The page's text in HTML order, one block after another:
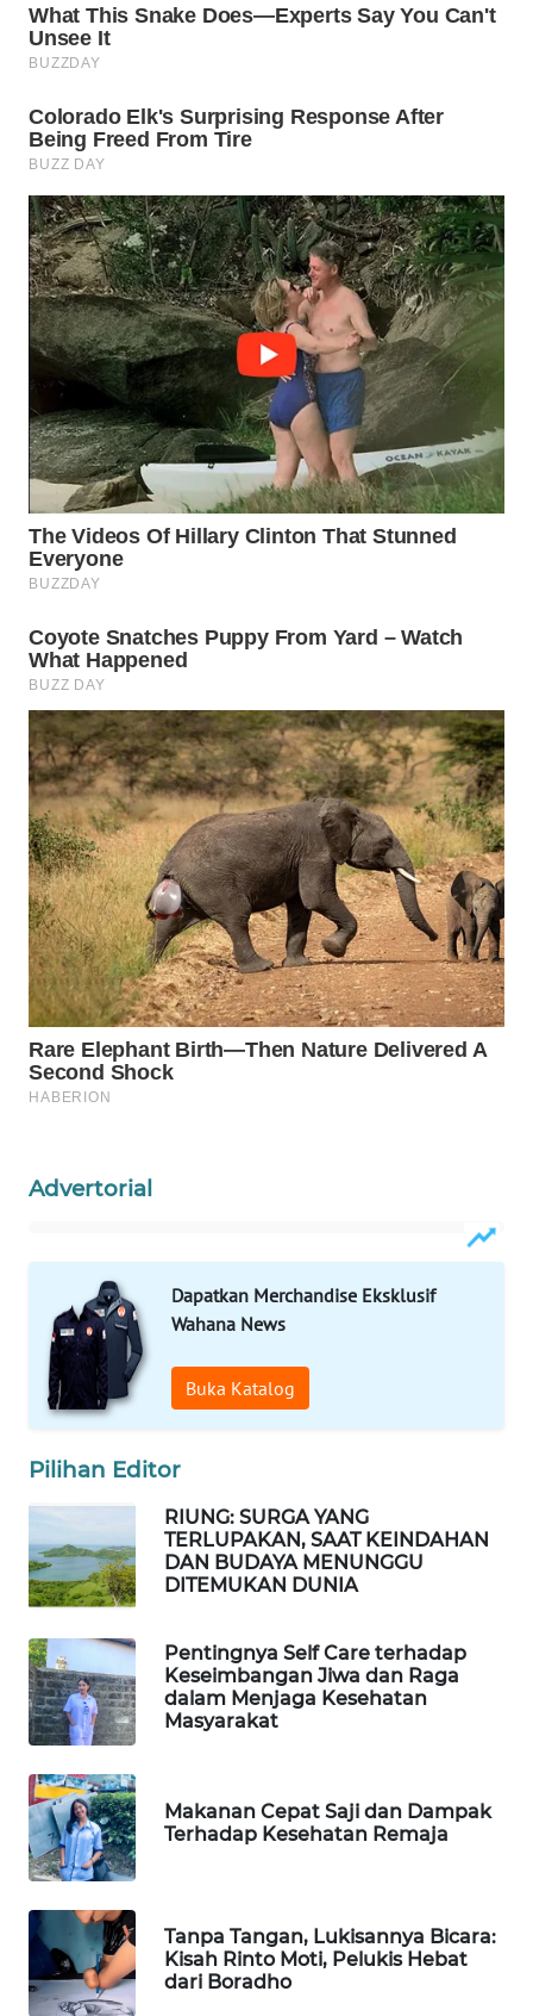
Advertorial
Dapatkan Merchandise Eksklusif
Wahana News
Buka Katalog
Pilihan Editor
RIUNG: SURGA YANG
TERLUPAKAN, SAAT KEINDAHAN
DAN BUDAYA MENUNGGU
DITEMUKAN DUNIA
Pentingnya Self Care terhadap
Keseimbangan Jiwa dan Raga
dalam Menjaga Kesehatan
Masyarakat
Makanan Cepat Saji dan Dampak
Terhadap Kesehatan Remaja
Tanpa Tangan, Lukisannya Bicara:
Kisah Rinto Moti, Pelukis Hebat
dari Boradho
WN
WN
PRIANGAN
TIMUR
WN
SEMARANG
WN
SOLO
WN
BOROBUDUR
WN
MADURA
SURABAYA
WN
NATUNA
WN
BINTAN
WN
MANDALIKA
WN
LIKUPANG
WN
LABUANBAJO
Group
WAHANA
NEWS
WAHANA
TANI
ADVOKAT
WAHANA
INFRASTRUKTUR
WAHANA
KONSUMEN
LISTRIK
WAHANA
TRAVEL
WAHANA
TV